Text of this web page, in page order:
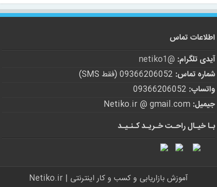
اطلاعات تماس
آیدی تلگرام: @netiko1
شماره تماس:
واتساپ:
جیمیل:
بـا خیـال راحـت خـریـد کـنـیـد
آموزش بازاریابی و کسب و کار اینترنتی | Netiko.ir